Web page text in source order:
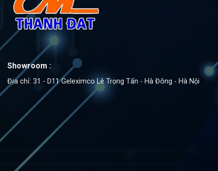
Showroom :
Địa chỉ: 31 - D11 Geleximco Lê Trọng Tấn - Hà Đông - Hà Nội